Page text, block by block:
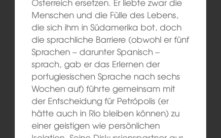
Menschen und die Fülle des Lebens,
die sich ihm in Südamerika bot, doch
die sprachliche Barriere (obwohl er fünf
Sprachen – darunter Spanisch –
sprach, gab er das Erlernen der
portugiesischen Sprache nach sechs
Wochen auf) führte gemeinsam mit
der Entscheidung für Petrópolis (er
hätte auch in Rio bleiben können) zu
einer geistigen wie persönlichen